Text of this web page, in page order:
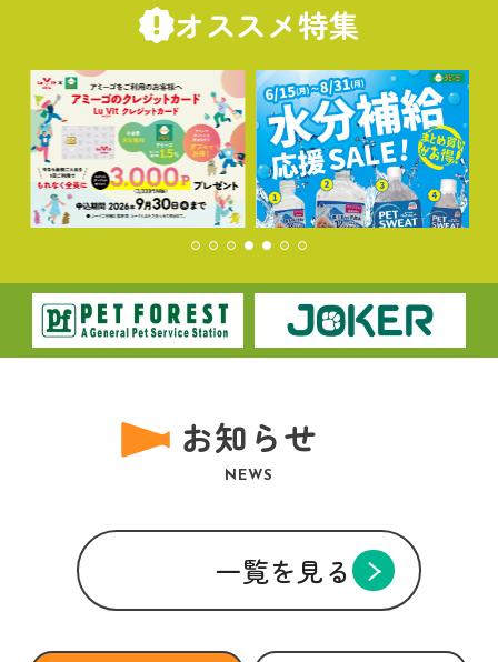
オススメ特集
お知らせ
NEWS
一覧を見る